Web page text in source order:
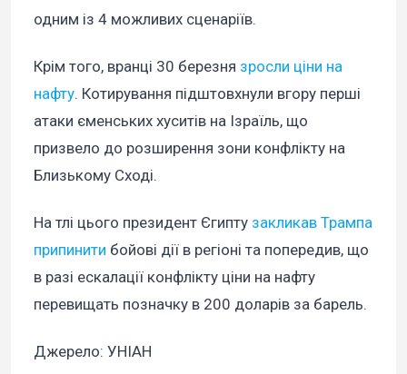
одним із 4 можливих сценаріїв.
Крім того, вранці 30 березня зросли ціни на
нафту. Котирування підштовхнули вгору перші
атаки єменських хуситів на Ізраїль, що
призвело до розширення зони конфлікту на
Близькому Сході.
На тлі цього президент Єгипту закликав Трампа
припинити бойові дії в регіоні та попередив, що
в разі ескалації конфлікту ціни на нафту
перевищать позначку в 200 доларів за барель.
Джерело: УНІАН